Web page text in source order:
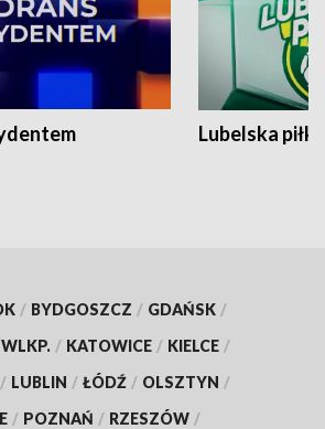
Lubelska piłka
/ BYDGOSZCZ / GDAŃSK /
/ KATOWICE / KIELCE /
/ LUBLIN / ŁÓDŹ / OLSZTYN /
/ POZNAŃ / RZESZÓW /